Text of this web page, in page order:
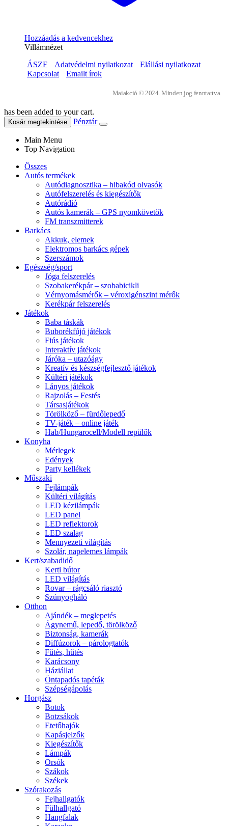
Hozzáadás a kedvencekhez
Villámnézet
ÁSZF
Adatvédelmi nyilatkozat
Elállási nyilatkozat
Kapcsolat
Emailt írok
Maiakció © 2024. Minden jog fenntartva.
has been added to your cart.
Kosár megtekintése Pénztár
Main Menu
Top Navigation
Összes
Autós termékek
Autódiagnosztika – hibakód olvasók
Autófelszerelés és kiegészítők
Autórádió
Autós kamerák – GPS nyomkövetők
FM transzmitterek
Barkács
Akkuk, elemek
Elektromos barkács gépek
Szerszámok
Egészség/sport
Jóga felszerelés
Szobakerékpár – szobabicikli
Vérnyomásmérők – véroxigénszint mérők
Kerékpár felszerelés
Játékok
Baba táskák
Buborékfújó játékok
Fiús játékok
Interaktív játékok
Járóka – utazóágy
Kreatív és készségfejlesztő játékok
Kültéri játékok
Lányos játékok
Rajzolás – Festés
Társasjátékok
Törölköző – fürdőlepedő
TV-játék – online játék
Hab/Hungarocell/Modell repülők
Konyha
Mérlegek
Edények
Party kellékek
Műszaki
Fejlámpák
Kültéri világítás
LED kézilámpák
LED panel
LED reflektorok
LED szalag
Mennyezeti világítás
Szolár, napelemes lámpák
Kert/szabadidő
Kerti bútor
LED világítás
Rovar – rágcsáló riasztó
Szúnyogháló
Otthon
Ajándék – meglepetés
Ágynemű, lepedő, törölköző
Biztonság, kamerák
Diffúzorok – párologtatók
Fűtés, hűtés
Karácsony
Háziállat
Öntapadós tapéták
Szépségápolás
Horgász
Botok
Botzsákok
Etetőhajók
Kapásjelzők
Kiegészítők
Lámpák
Orsók
Szákok
Székek
Szórakozás
Fejhallgatók
Fülhallgató
Hangfalak